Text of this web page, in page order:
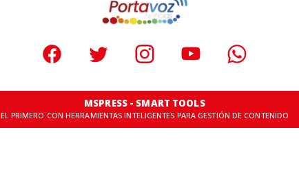
MSPRESS - SMART TOOLS
EL PRIMERO CON HERRAMIENTAS INTELIGENTES PARA GESTIÓN DE CONTENIDO